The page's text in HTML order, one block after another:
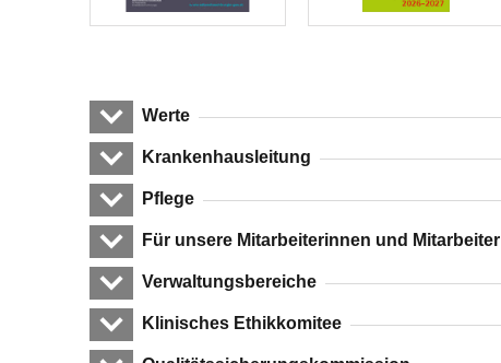
Werte
Krankenhausleitung
Pflege
Für unsere Mitarbeiterinnen und Mitarbeiter
Verwaltungsbereiche
Klinisches Ethikkomitee